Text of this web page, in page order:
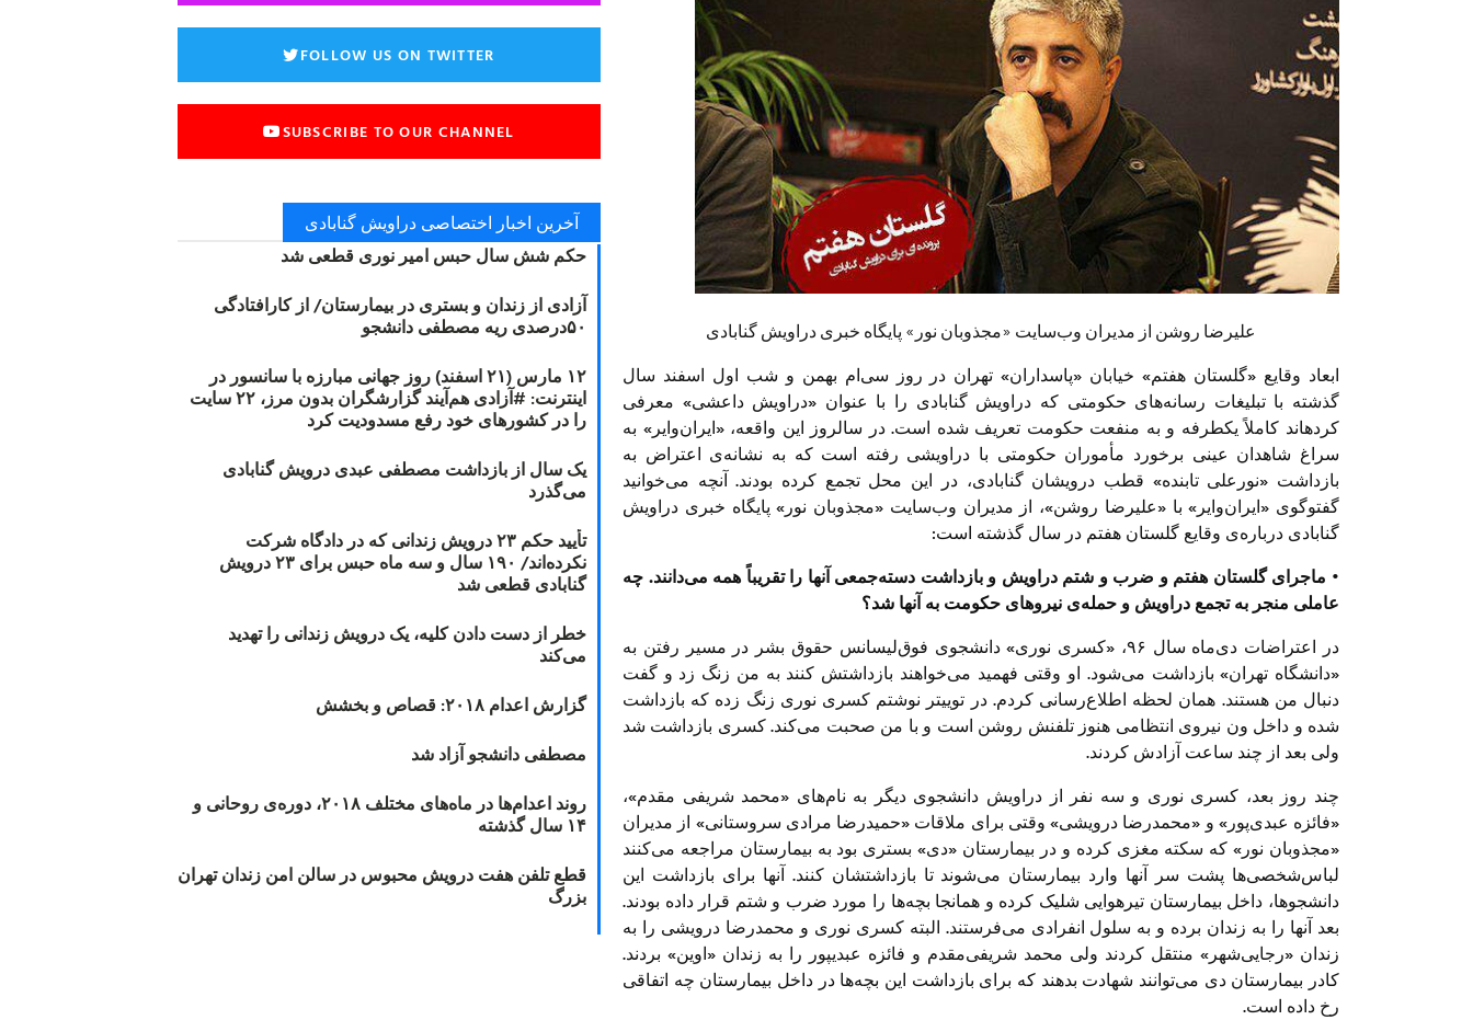
علی‏رضا روشن از مدیران وب‌سایت «مجذوبان نور» پایگاه خبری دراویش گنابادی
ابعاد وقایع «گلستان هفتم» خیابان «پاسداران» تهران در روز سی‌ام بهمن و شب اول اسفند سال
گذشته با تبلیغات رسانه‌های حکومتی که دراویش گنابادی را با عنوان «دراویش داعشی» معرفی
کرده‎اند کاملاً یکطرفه و به منفعت حکومت تعریف شده‎ است. در سالروز این واقعه، «ایران‌وایر» به
سراغ شاهدان عینی برخورد مأموران حکومتی با دراویشی رفته است که به نشانه‌ی اعتراض به
بازداشت «نورعلی تابنده» قطب درویشان گنابادی، در این محل تجمع کرده بودند. آ‎نچه می‌خوانید
گفت‎وگوی «ایران‏‌وایر» با «علی‏رضا روشن»، از مدیران وب‌سایت «مجذوبان نور» پایگاه خبری دراویش
گنابادی درباره‌ی وقایع گلستان هفتم در سال گذشته است:
• ماجرای گلستان هفتم و ضرب و شتم دراویش و بازداشت دسته‌جمعی آ‎نها را تقریباً همه می‌دانند. چه
عاملی منجر به تجمع دراویش و حمله‌ی نیروهای حکومت به آنها شد؟
در اعتراضات دی‌ماه سال ۹۶، «کسری نوری» دانشجوی فوق‌لیسانس حقوق بشر در مسیر رفتن به
«دانشگاه تهران» بازداشت می‌شود. او وقتی فهمید می‌خواهند بازداشتش کنند به من زنگ زد و گفت
دنبال من هستند. همان لحظه اطلاع‏‌رسانی کردم. در توییتر نوشتم کسری نوری زنگ زده که بازداشت
شده و داخل ون نیروی انتظامی هنوز تلفنش روشن است و با من صحبت می‌کند. کسری بازداشت شد
ولی بعد از چند ساعت آزادش کردند.
چند روز بعد، کسری نوری و سه نفر از دراویش دانشجوی دیگر به نام‌های «محمد شریفی مقدم»،
«فائزه عبدی‌پور» و «محمدرضا درویشی» وقتی برای ملاقات «حمیدرضا مرادی سروستانی» از مدیران
«مجذوبان نور» که سکته مغزی کرده و در بیمارستان «دی» بستری بود به بیمارستان مراجعه می‌کنند
لباس‌شخصی‌ها پشت سر آنها وارد بیمارستان می‌شوند تا بازداشتشان کنند. آنها برای بازداشت این
دانشجوها، داخل بیمارستان تیرهوایی شلیک کرده و همانجا بچه‏‌ها را مورد ضرب و شتم قرار داده بودند.
بعد آنها را به زندان برده و به سلول انفرادی می‌فرستند. البته کسری نوری و محمدرضا درویشی را به
زندان «رجایی‌شهر» منتقل کردند ولی محمد شریفی‌مقدم و فائزه عبدی‎پور را به زندان «اوین» بردند.
کادر بیمارستان دی می‌توانند شهادت بدهند که برای بازداشت این بچه‌ها در داخل بیمارستان چه اتفاقی
رخ داده است.
FOLLOW US ON TWITTER
SUBSCRIBE TO OUR CHANNEL
آخرین اخبار اختصاصی دراویش گنابادی
حکم شش سال حبس امیر نوری قطعی شد
آزادی از زندان و بستری در بیمارستان/ از کارافتادگی
۵۰درصدی ریه مصطفی دانشجو
۱۲ مارس (۲۱ اسفند) روز جهانی مبارزه با سانسور در
اینترنت: #آزادی هم‌آیند گزارشگران‌ بدون مرز، ۲۲ سایت
را در کشورهای خود رفع مسدودیت کرد
یک سال از بازداشت مصطفی عبدی درویش گنابادی
می‌گذرد
تأیید حکم ۲۳ درویش زندانی که در دادگاه شرکت
نکرده‌اند/ ۱۹۰ سال و سه ماه حبس برای ۲۳ درویش
گنابادی قطعی شد
خطر از دست دادن کلیه، یک درویش زندانی را تهدید
می‌کند
گزارش اعدام ۲۰۱۸: قصاص و بخشش
مصطفی دانشجو آزاد شد
روند اعدام‌ها در ماه‌های مختلف ۲۰۱۸، دوره‌ی روحانی و
۱۴ سال گذشته
قطع تلفن هفت درویش محبوس در سالن امن زندان تهران
بزرگ